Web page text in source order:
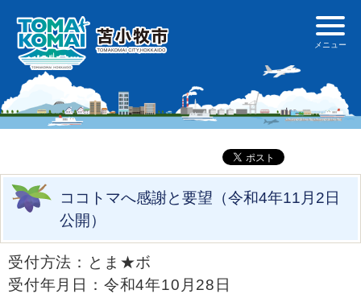
ココトマへ感謝と要望（令和4年11月2日
公開）
受付方法：とま★ボ
受付年月日：令和4年10月28日